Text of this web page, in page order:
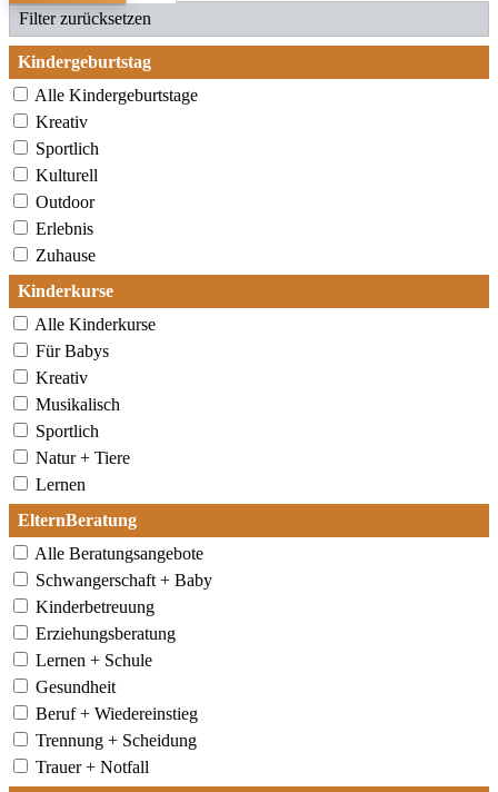
Filter zurücksetzen
Kindergeburtstag
Alle Kindergeburtstage
Kreativ
Sportlich
Kulturell
Outdoor
Erlebnis
Zuhause
Kinderkurse
Alle Kinderkurse
Für Babys
Kreativ
Musikalisch
Sportlich
Natur + Tiere
Lernen
ElternBeratung
Alle Beratungsangebote
Schwangerschaft + Baby
Kinderbetreuung
Erziehungsberatung
Lernen + Schule
Gesundheit
Beruf + Wiedereinstieg
Trennung + Scheidung
Trauer + Notfall